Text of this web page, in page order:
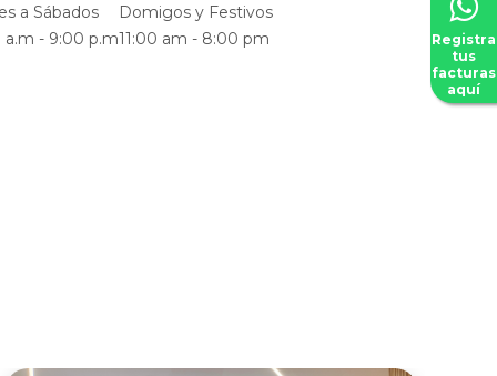
a Sábados
a.m - 9:00 p.m
Domigos y Festivos
11:00 am - 8:00 pm
Registra
tus
facturas
aquí